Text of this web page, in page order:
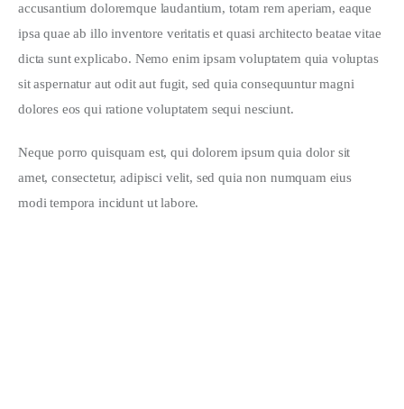
accusantium doloremque laudantium, totam rem aperiam, eaque
ipsa quae ab illo inventore veritatis et quasi architecto beatae vitae
dicta sunt explicabo. Nemo enim ipsam voluptatem quia voluptas
sit aspernatur aut odit aut fugit, sed quia consequuntur magni
dolores eos qui ratione voluptatem sequi nesciunt.
Neque porro quisquam est, qui dolorem ipsum quia dolor sit
amet, consectetur, adipisci velit, sed quia non numquam eius
modi tempora incidunt ut labore.